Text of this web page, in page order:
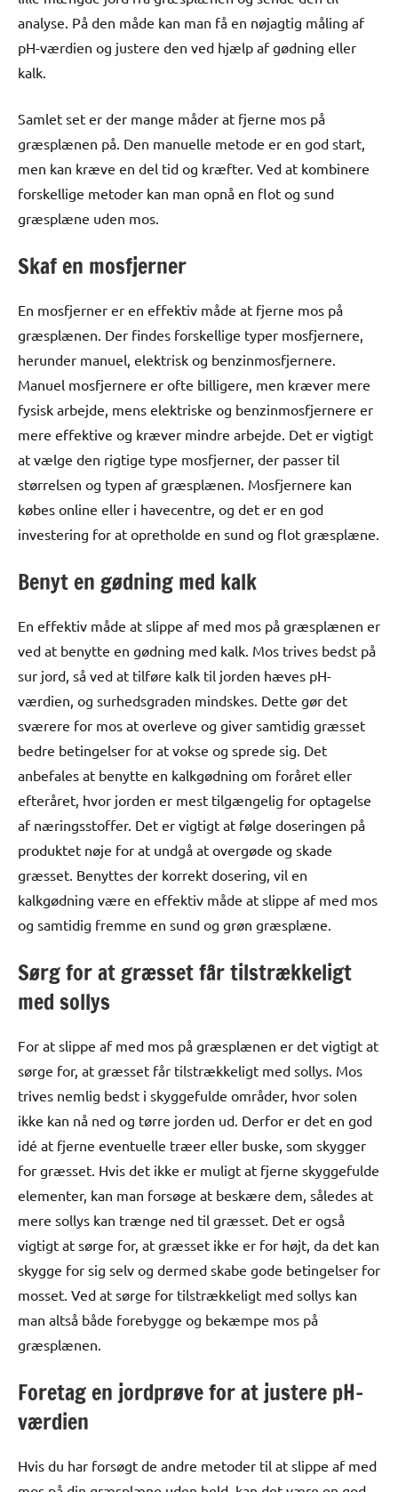
analyse. På den måde kan man få en nøjagtig måling af
pH-værdien og justere den ved hjælp af gødning eller
kalk.
Samlet set er der mange måder at fjerne mos på
græsplænen på. Den manuelle metode er en god start,
men kan kræve en del tid og kræfter. Ved at kombinere
forskellige metoder kan man opnå en flot og sund
græsplæne uden mos.
Skaf en mosfjerner
En mosfjerner er en effektiv måde at fjerne mos på
græsplænen. Der findes forskellige typer mosfjernere,
herunder manuel, elektrisk og benzinmosfjernere.
Manuel mosfjernere er ofte billigere, men kræver mere
fysisk arbejde, mens elektriske og benzinmosfjernere er
mere effektive og kræver mindre arbejde. Det er vigtigt
at vælge den rigtige type mosfjerner, der passer til
størrelsen og typen af græsplænen. Mosfjernere kan
købes online eller i havecentre, og det er en god
investering for at opretholde en sund og flot græsplæne.
Benyt en gødning med kalk
En effektiv måde at slippe af med mos på græsplænen er
ved at benytte en gødning med kalk. Mos trives bedst på
sur jord, så ved at tilføre kalk til jorden hæves pH-
værdien, og surhedsgraden mindskes. Dette gør det
sværere for mos at overleve og giver samtidig græsset
bedre betingelser for at vokse og sprede sig. Det
anbefales at benytte en kalkgødning om foråret eller
efteråret, hvor jorden er mest tilgængelig for optagelse
af næringsstoffer. Det er vigtigt at følge doseringen på
produktet nøje for at undgå at overgøde og skade
græsset. Benyttes der korrekt dosering, vil en
kalkgødning være en effektiv måde at slippe af med mos
og samtidig fremme en sund og grøn græsplæne.
Sørg for at græsset får tilstrækkeligt
med sollys
For at slippe af med mos på græsplænen er det vigtigt at
sørge for, at græsset får tilstrækkeligt med sollys. Mos
trives nemlig bedst i skyggefulde områder, hvor solen
ikke kan nå ned og tørre jorden ud. Derfor er det en god
idé at fjerne eventuelle træer eller buske, som skygger
for græsset. Hvis det ikke er muligt at fjerne skyggefulde
elementer, kan man forsøge at beskære dem, således at
mere sollys kan trænge ned til græsset. Det er også
vigtigt at sørge for, at græsset ikke er for højt, da det kan
skygge for sig selv og dermed skabe gode betingelser for
mosset. Ved at sørge for tilstrækkeligt med sollys kan
man altså både forebygge og bekæmpe mos på
græsplænen.
Foretag en jordprøve for at justere pH-
værdien
Hvis du har forsøgt de andre metoder til at slippe af med